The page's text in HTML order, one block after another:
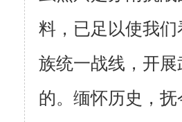
料，已足以使我
族统一战线，开
的。缅怀历史，